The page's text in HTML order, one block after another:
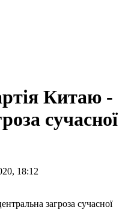
Китаю -
сучасної
18:12